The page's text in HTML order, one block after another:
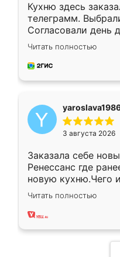
Кухню здесь
телеграмм.
Согласовали день
недели кухня была
довольны
мебель за
Читать полностью
3 августа 2026
Заказала себе
Ренессанс где
новую кухню.Чего
вполне довольна.
два года, нареканий
Читать полностью